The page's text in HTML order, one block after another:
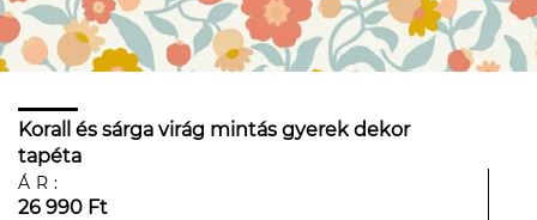
Korall és sárga virág mintás gyerek dekor
tapéta
ÁR:
26 990 Ft